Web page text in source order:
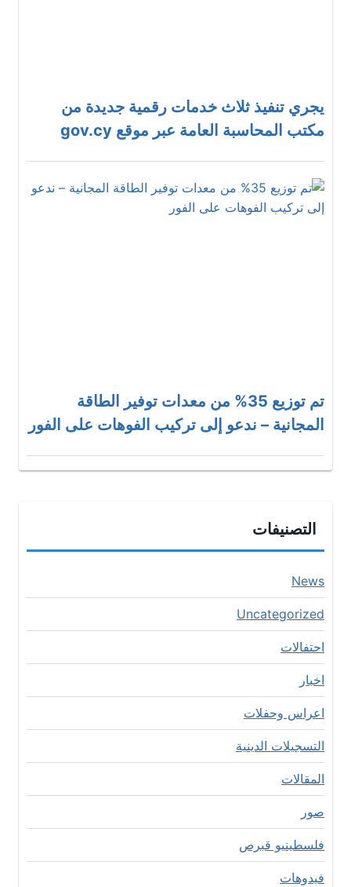
يجري تنفيذ ثلاث خدمات رقمية جديدة من
مكتب المحاسبة العامة عبر موقع gov.cy
تم توزيع 35% من معدات توفير الطاقة
المجانية – ندعو إلى تركيب الفوهات على الفور
التصنيفات
News
Uncategorized
احتفالات
اخبار
اعراس وحفلات
التسجيلات الدينية
المقالات
صور
فلسطينيو قبرص
فيدوهات